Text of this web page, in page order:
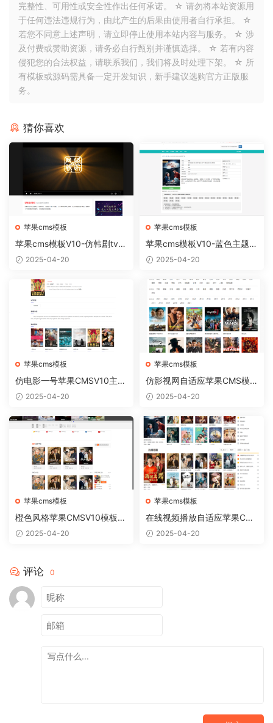
完整性、可用性或安全性作出任何承诺。 ☆ 请勿将本站资源用
于任何违法违规行为，由此产生的后果由使用者自行承担。 ☆
若您不同意上述声明，请立即停止使用本站内容与服务。 ☆ 涉
及付费或赞助资源，请务必自行甄别并谨慎选择。 ☆ 若有内容
侵犯您的合法权益，请联系我们，我们将及时处理下架。 ☆ 所
有模板或源码需具备一定开发知识，新手建议选购官方正版服
务。
猜你喜欢
苹果cms模板
苹果cms模板V10-仿韩剧tv电
脑版【正版开源】
2025-04-20
苹果cms模板
苹果cms模板V10-蓝色主题简
约模板
2025-04-20
苹果cms模板
仿电影一号苹果CMSV10主题
模板自适应
2025-04-20
苹果cms模板
仿影视网自适应苹果CMS模
板 苹果CMSV10自适应模板
2025-04-20
苹果cms模板
橙色风格苹果CMSV10模板免
费下载
2025-04-20
苹果cms模板
在线视频播放自适应苹果CM
Sv10模板
2025-04-20
评论 0